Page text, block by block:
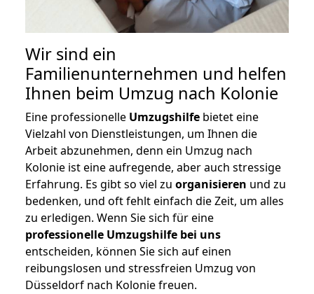
Wir sind ein
Familienunternehmen und helfen
Ihnen beim Umzug nach Kolonie
Eine professionelle Umzugshilfe bietet eine
Vielzahl von Dienstleistungen, um Ihnen die
Arbeit abzunehmen, denn ein Umzug nach
Kolonie ist eine aufregende, aber auch stressige
Erfahrung. Es gibt so viel zu organisieren und zu
bedenken, und oft fehlt einfach die Zeit, um alles
zu erledigen. Wenn Sie sich für eine
professionelle Umzugshilfe bei uns
entscheiden, können Sie sich auf einen
reibungslosen und stressfreien Umzug von
Düsseldorf nach Kolonie freuen.